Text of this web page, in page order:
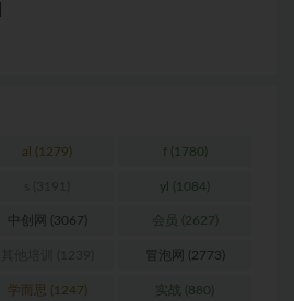
al (1279) f(1780)
yl (1084)
中创网 (3067) 会员 (2627)
冒泡网 (2773)
学而思 (1247) 实战 (880)